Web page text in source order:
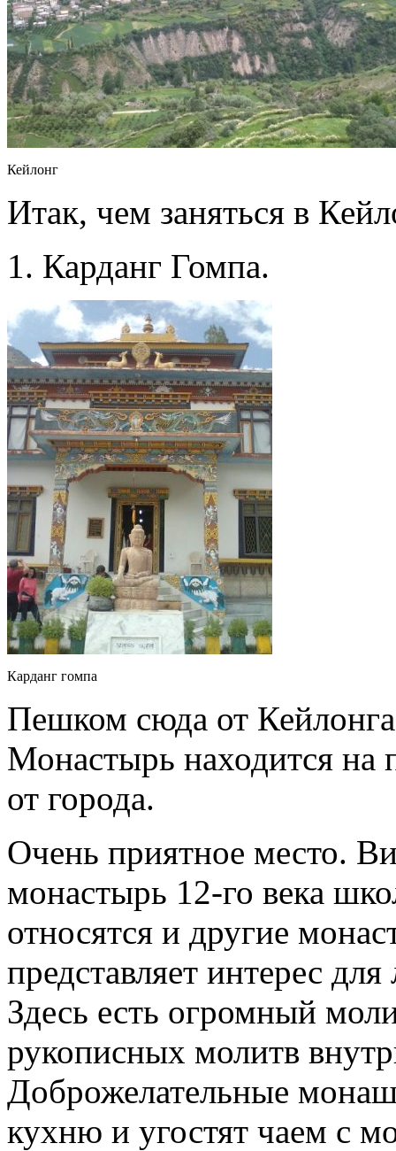
Кейлонг
Итак, чем заняться в
1. Карданг Гомпа.
Карданг гомпа
Пешком сюда от Кейлонга
Монастырь находится на
от города.
Очень приятное место.
монастырь 12-го века
относятся и другие
представляет интерес
Здесь есть огромный
рукописных молитв
Доброжелательные
кухню и угостят чаем с